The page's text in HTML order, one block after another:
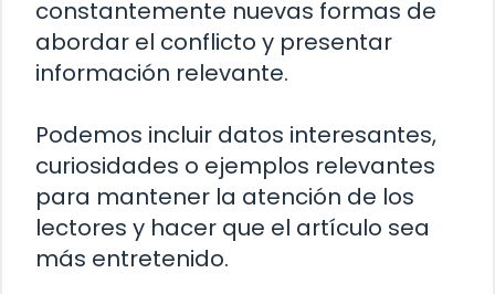
constantemente nuevas formas de
abordar el conflicto y presentar
información relevante.
Podemos incluir datos interesantes,
curiosidades o ejemplos relevantes
para mantener la atención de los
lectores y hacer que el artículo sea
más entretenido.